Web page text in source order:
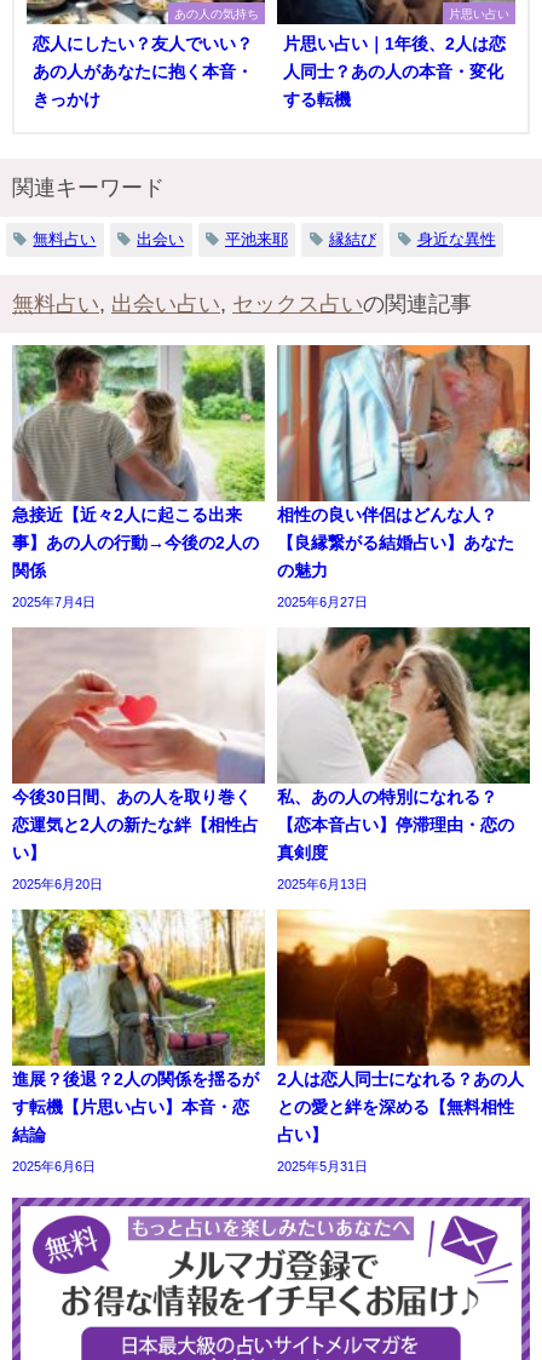
あの人の気持ち
恋人にしたい？友人でいい？
あの人があなたに抱く本音・
きっかけ
片思い占い
片思い占い｜1年後、2人は恋
人同士？あの人の本音・変化
する転機
関連キーワード
無料占い 出会い 平池来耶 縁結び 身近な異性
無料占い, 出会い占い, セックス占いの関連記事
急接近【近々2人に起こる出来
事】あの人の行動→今後の2人の
関係
2025年7月4日
相性の良い伴侶はどんな人？
【良縁繋がる結婚占い】あなた
の魅力
2025年6月27日
今後30日間、あの人を取り巻く
恋運気と2人の新たな絆【相性占
い】
2025年6月20日
私、あの人の特別になれる？
【恋本音占い】停滞理由・恋の
真剣度
2025年6月13日
進展？後退？2人の関係を揺るが
す転機【片思い占い】本音・恋
結論
2025年6月6日
2人は恋人同士になれる？あの人
との愛と絆を深める【無料相性
占い】
2025年5月31日